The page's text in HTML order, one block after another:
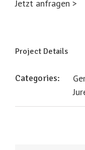
Jetzt anfragen >
Project Details
Categories: